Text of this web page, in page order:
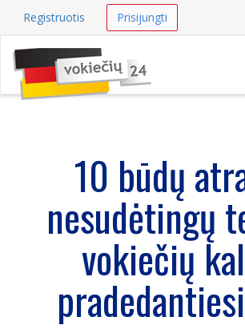
Registruotis Prisijungti
10 būdų
nesudėtingų
vokiečių